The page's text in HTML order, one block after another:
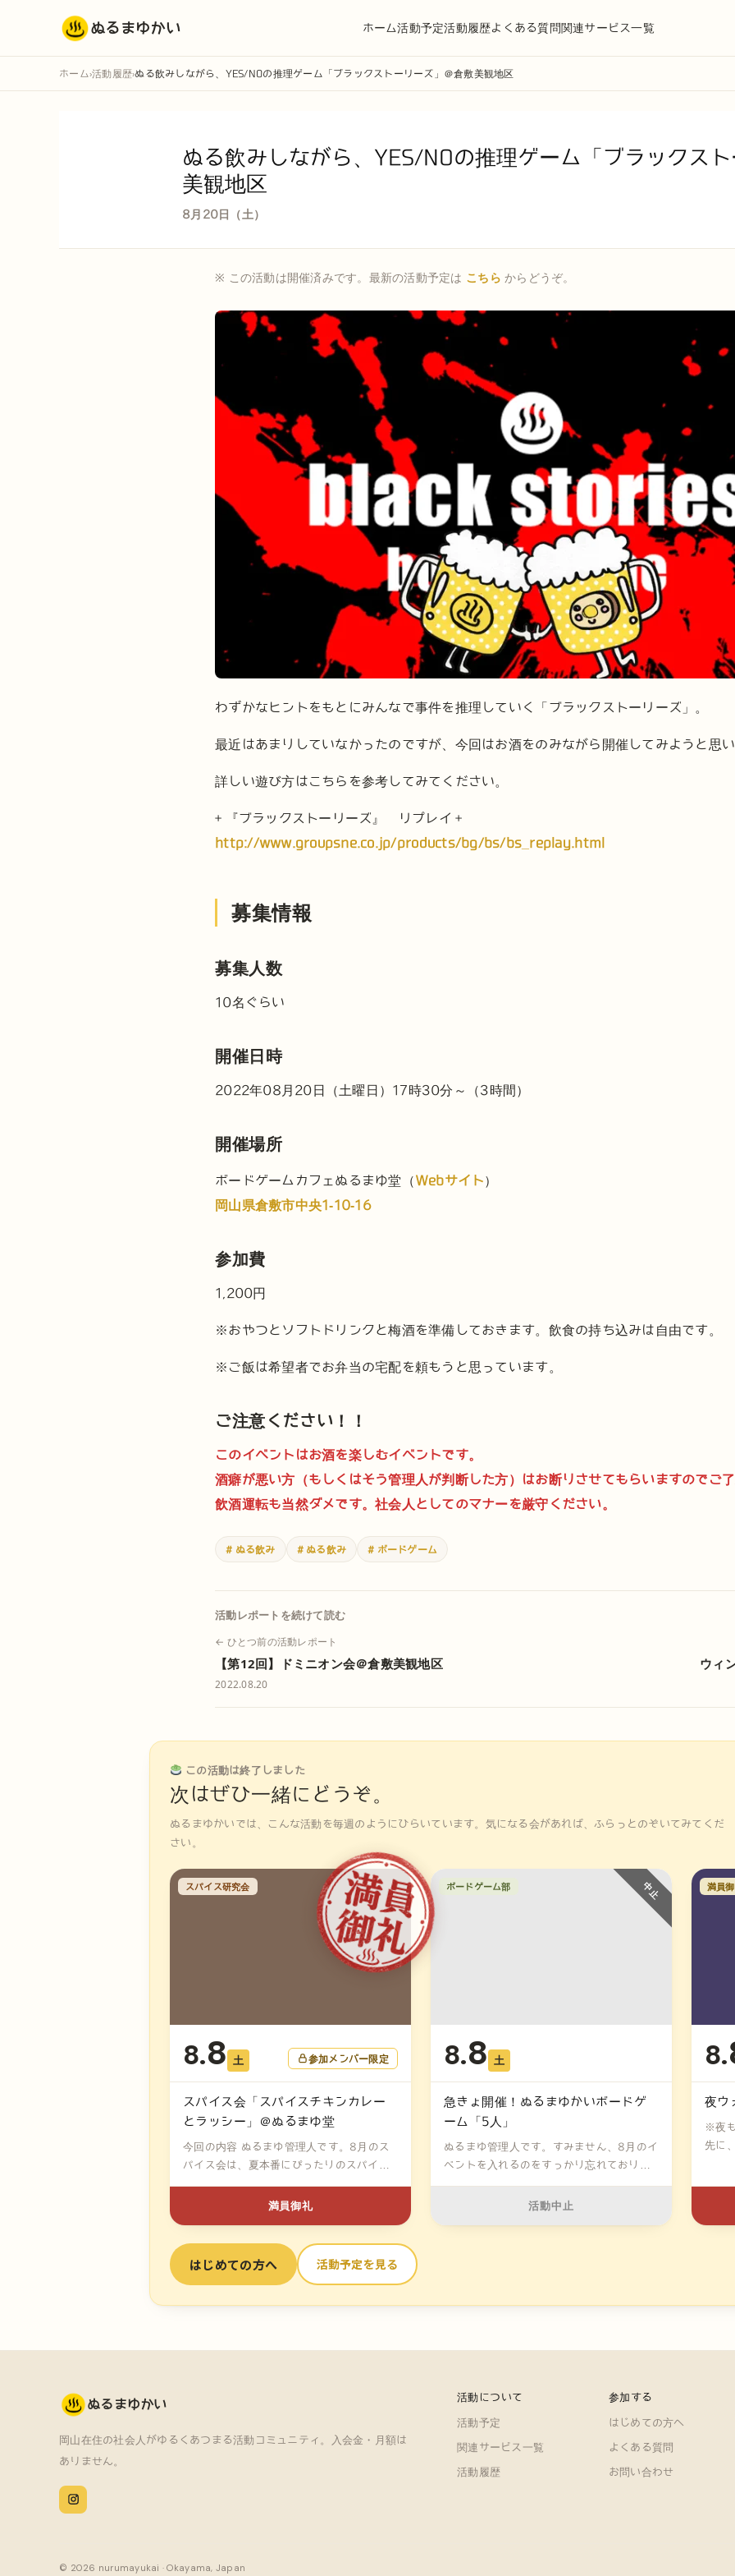
ぬるまゆかい ホーム活動予定活動履歴よくある質問 関連サービス一覧
ホーム ›活動履歴›ぬる飲みしながら、YES/NOの推理ゲーム「ブラックストーリーズ」＠倉敷美観地区
ぬる飲みしながら、YES/NOの推理ゲーム「ブラックス
美観地区
8月20日（土）
※ この活動は開催済みです。最新の活動予定は こちら からどうぞ。
わずかなヒントをもとにみんなで事件を推理していく「ブラックストーリーズ」。
最近はあまりしていなかったのですが、今回はお酒をのみながら開催してみようと思
詳しい遊び方はこちらを参考してみてください。
+ 『ブラックストーリーズ』 リプレイ +
http://www.groupsne.co.jp/products/bg/bs/bs_replay.html
募集情報
募集人数
10名ぐらい
開催日時
2022年08月20日（土曜日）17時30分～（3時間）
開催場所
ボードゲームカフェぬるまゆ堂（Webサイト）
岡山県倉敷市中央1-10-16
参加費
1,200円
※おやつとソフトドリンクと梅酒を準備しておきます。飲食の持ち込みは自由です。
※ご飯は希望者でお弁当の宅配を頼もうと思っています。
ご注意ください！！
このイベントはお酒を楽しむイベントです。
酒癖が悪い方（もしくはそう管理人が判断した方）はお断りさせてもらいますのでご
飲酒運転も当然ダメです。社会人としてのマナーを厳守ください。
# ぬる飲み # ぬる飲み # ボードゲーム
活動レポートを続けて読む
← ひとつ前の活動レポート
【第12回】ドミニオン会＠倉敷美観地区
2022.08.20
ウィ
この活動は終了しました
次はぜひ一緒にどうぞ。
ぬるまゆかいでは、こんな活動を毎週のようにひらいています。気になる会があれば、ふらっとのぞいてみてくだ
さい。
スパイス研究会
8.8 土 参加メンバー限定
スパイス会「スパイスチキンカレー
とラッシー」＠ぬるまゆ堂
今回の内容 ぬるまゆ管理人です。8月のス
パイス会は、夏本番にぴったりのスパイス
満員御礼
ボードゲーム部
8.8 土
急きょ開催！ぬるまゆかいボードゲ
ーム「5人」
ぬるまゆ管理人です。すみません、8月のイ
ベントを入れるのをすっかり忘れておりま
活動中止
満員
8.
夜ウ
※夜
先に
はじめての方へ 活動予定を見る
ぬるまゆかい
岡山在住の社会人がゆるくあつまる活動コミュニティ。
入会金・月額は
ありません。
活動について
活動予定
関連サービス一覧
活動履歴
参加する
はじめての方へ
よくある質問
お問い合わせ
© 2026 nurumayukai · Okayama, Japan